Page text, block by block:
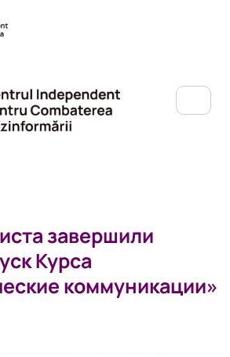
завершили
Курса
коммуникации»